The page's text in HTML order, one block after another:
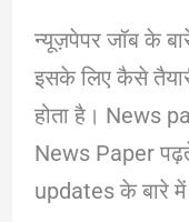
न्यूज़पेपर जॉब के
इसके लिए कैसे
होता है। News
News Paper
updates के बारे